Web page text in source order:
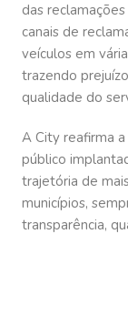
das
canais de
veículos em
trazendo
qualidade do
A City reafirma
público
trajetória de
municípios,
transparência,